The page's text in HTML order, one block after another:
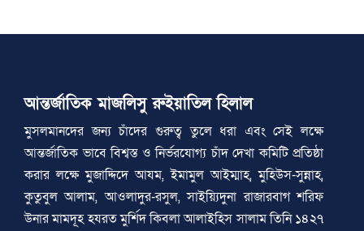
আন্তর্জাতিক মাজলিসু রুইয়াতিল হিলাল
মুসলমানদের জন্য চাঁদের গুরুত্ব তুলে ধরা এবং সেই লক্ষে
আন্তর্জাতিক ভাবে বিশ্বস্ত ও নির্ভরযোগ্য চাঁদ দেখা কমিটি প্রতিষ্ঠা
করার লক্ষে মুজাদ্দিদে আযম, ইমামুল আইম্মাহ, মুহিউস-সুন্নাহ,
কুতুবুল আলাম, আওলাদুর-রসুল, সাইয়্যিদুনা রাজারবাগ শরিফ
উনার মামদূহ হযরত মুর্শিদ কিবলা আলাইহিস সালাম তিনি ১৪২৭